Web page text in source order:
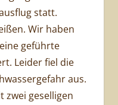
statt.
Wir haben
geführte
Leider fiel die
aus.
zwei geselligen